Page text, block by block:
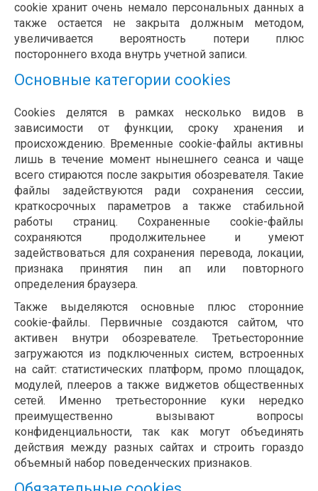
cookie хранит очень немало персональных данных а
также остается не закрыта должным методом,
увеличивается вероятность потери плюс
постороннего входа внутрь учетной записи.
Основные категории cookies
Cookies делятся в рамках несколько видов в
зависимости от функции, сроку хранения и
происхождению. Временные cookie-файлы активны
лишь в течение момент нынешнего сеанса и чаще
всего стираются после закрытия обозревателя. Такие
файлы задействуются ради сохранения сессии,
краткосрочных параметров а также стабильной
работы страниц. Сохраненные cookie-файлы
сохраняются продолжительнее и умеют
задействоваться для сохранения перевода, локации,
признака принятия пин ап или повторного
определения браузера.
Также выделяются основные плюс сторонние
cookie-файлы. Первичные создаются сайтом, что
активен внутри обозревателе. Третьесторонние
загружаются из подключенных систем, встроенных
на сайт: статистических платформ, промо площадок,
модулей, плееров а также виджетов общественных
сетей. Именно третьесторонние куки нередко
преимущественно вызывают вопросы
конфиденциальности, так как могут объединять
действия между разных сайтах и строить гораздо
объемный набор поведенческих признаков.